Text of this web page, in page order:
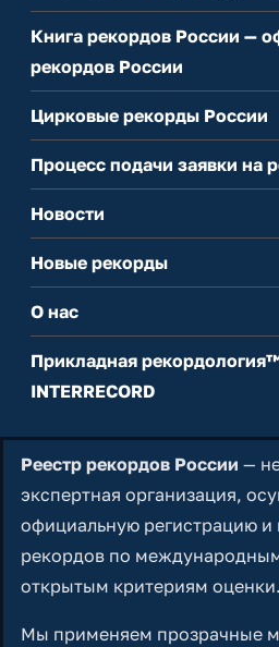
Книга рекордов России —
рекордов России
Цирковые рекорды России
Процесс подачи заявки на
Новости
Новые рекорды
О нас
Прикладная
INTERRECORD
Реестр рекордов России —
экспертная организация,
официальную регистрацию
рекордов по
открытым критериям оценки.
Мы применяем прозрачные